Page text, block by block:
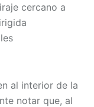
cercano a
al interior de la
notar que, al